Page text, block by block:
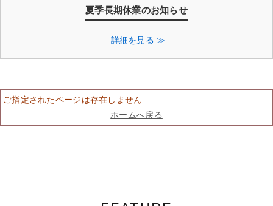
夏季長期休業のお知らせ
詳細を見る ≫
ご指定されたページは存在しません
ホームへ戻る